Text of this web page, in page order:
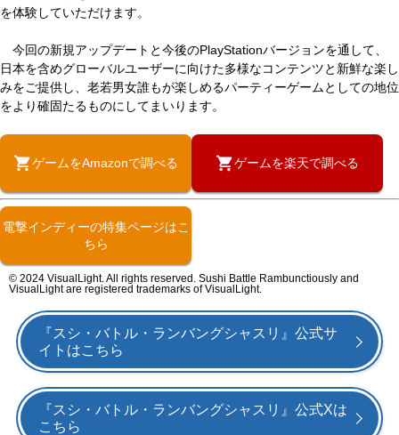
を体験していただけます。
今回の新規アップデートと今後のPlayStationバージョンを通して、
日本を含めグローバルユーザーに向けた多様なコンテンツと新鮮な楽し
みをご提供し、老若男女誰もが楽しめるパーティーゲームとしての地位
をより確固たるものにしてまいります。
ゲームをAmazonで調べる ゲームを楽天で調べる
電撃インディーの特集ページはこ
ちら
© 2024 VisualLight. All rights reserved. Sushi Battle Rambunctiously and
VisualLight are registered trademarks of VisualLight.
『スシ・バトル・ランバングシャスリ』公式サ
イトはこちら
『スシ・バトル・ランバングシャスリ』公式Xは
こちら